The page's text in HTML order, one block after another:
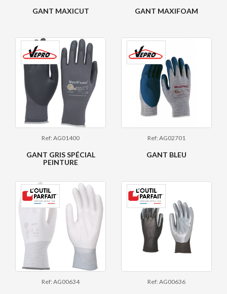
GANT MAXICUT GANT MAXIFOAM
Ref: AG01400
GANT GRIS SPÉCIAL
PEINTURE
Ref: AG02701
GANT BLEU
Ref: AG00634 Ref: AG00636